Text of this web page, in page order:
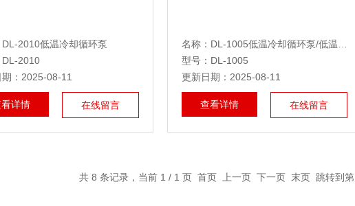
2010低温冷却循环泵
DL-2010
：2025-08-11
详情 在线留言
型号：DL-1005
更新日期：2025-08-11
查看详情 在线留言
共 8 条记录，当前 1 / 1 页 首页 上一页 下一页 末页 跳转到第